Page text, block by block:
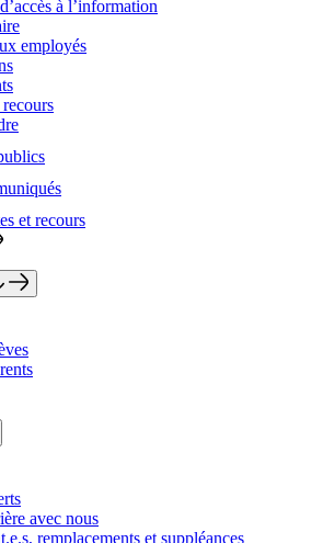
à l’information
employés
et recours
avec nous
remplacements et suppléances